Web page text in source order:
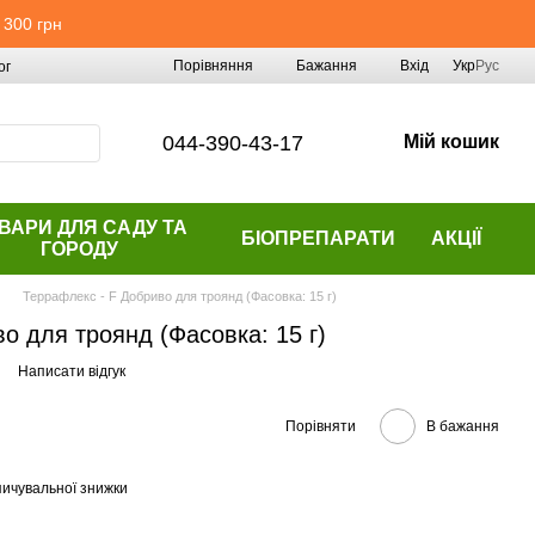
грн
Порівняння Бажання Вхід УкрРус
044-390-43-17 Мій кошик
ДЛЯ САДУ ТА
ГОРОДУ
БІОПРЕПАРАТИ АКЦІЇ
Террафлекс - F Добриво для троянд (Фасовка: 15 г)
для троянд (Фасовка: 15 г)
Написати відгук
Порівняти В бажання
знижки